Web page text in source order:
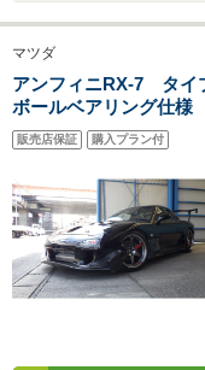
マツダ
アンフィニRX-7 タ
ボールベアリング仕
ョンVマウントキット
ディ TE37 SL 18イ
販売店保証 購入プラン付